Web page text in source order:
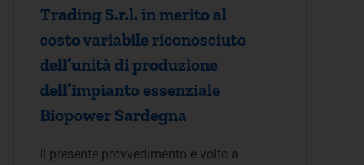
Trading S.r.l. in merito al
costo variabile riconosciuto
dell’unità di produzione
dell’impianto essenziale
Biopower Sardegna
Il presente provvedimento è volto a